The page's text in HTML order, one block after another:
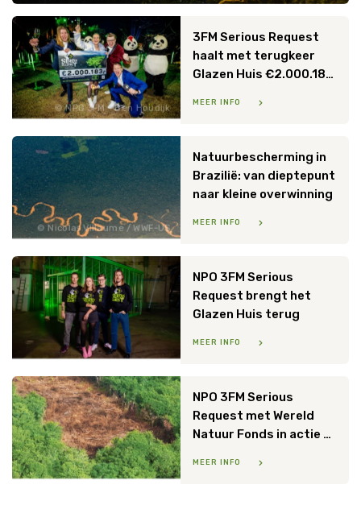
NPO 3FM - Ben Houdijk
3FM Serious Request
haalt met terugkeer
Glazen Huis €2.000.183,- op voor het Wereld Natuur Fonds
MEER INFO
Nicolas Villaume / WWF-US
Natuurbescherming in
Brazilië: van dieptepunt
naar kleine overwinning
MEER INFO
NPO 3FM Serious
Request brengt het
Glazen Huis terug
MEER INFO
NPO 3FM Serious
Request met Wereld
Natuur Fonds in actie tegen klimaatverandering
MEER INFO